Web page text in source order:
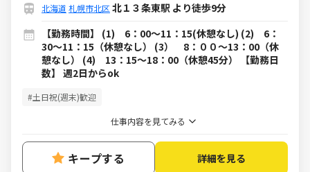
北海道 札幌市北区 北１３条東駅 より徒歩9分
【勤務時間】 (1) 6：00～11：15(休憩なし) (2) 6：
30～11：15（休憩なし） (3） 8：００～13：00（休
憩なし） (4) 13：15～18：00（休憩45分） 【勤務日
数】 週2日からok
#土日祝(週末)歓迎
仕事内容を見てみる
キープする 詳細を見る